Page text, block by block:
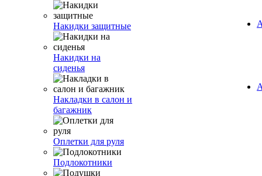
Накидки защитные
Накидки на
сиденья
Накладки в салон и
багажник
Оплетки для руля
Подлокотники